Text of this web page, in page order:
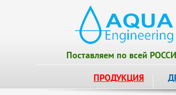
Поставляем по всей
ПРОДУКЦИЯ